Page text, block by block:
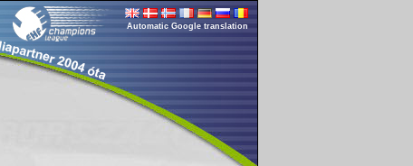
Automatic Google translation